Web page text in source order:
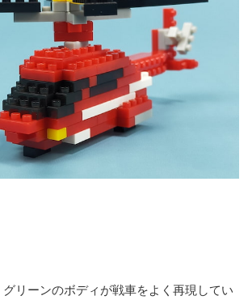
リーンのボディが戦車をよく再現してい